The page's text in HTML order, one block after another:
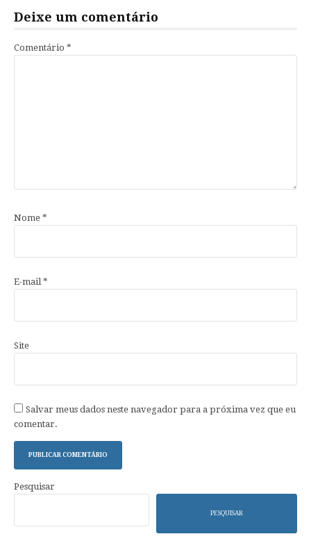
Deixe um comentário
Comentário *
Nome *
E-mail*
Site
Salvar meus dados neste navegador para a próxima vez que eu
comentar.
Pesquisar
PESQUISAR